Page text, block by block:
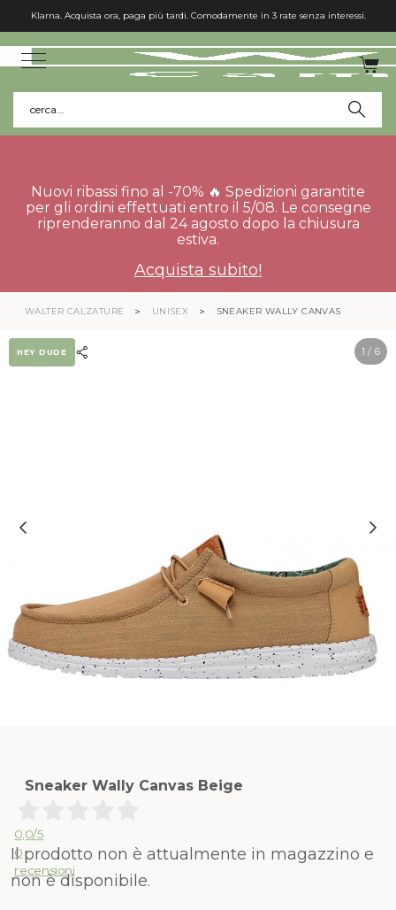
Klarna. Acquista ora, paga più tardi. Comodamente in 3 rate senza interessi.
cerca...
Nuovi ribassi fino al -70% 🔥 Spedizioni garantite
per gli ordini effettuati entro il 5/08. Le consegne
riprenderanno dal 24 agosto dopo la chiusura
estiva.
Acquista subito!
WALTER CALZATURE UNISEX SNEAKER WALLY CANVAS
1 / 6
HEY DUDE
Sneaker Wally Canvas Beige
0,0/5
0
recensioni
Il prodotto non è attualmente in magazzino e
non è disponibile.